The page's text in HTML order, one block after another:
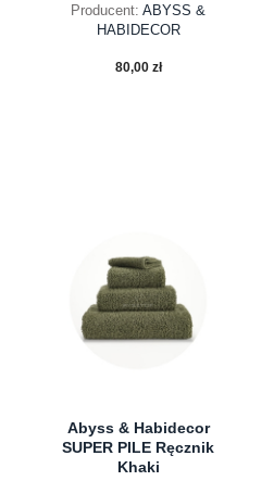
Producent: ABYSS &
HABIDECOR
80,00 zł
Abyss & Habidecor
SUPER PILE Ręcznik
Khaki